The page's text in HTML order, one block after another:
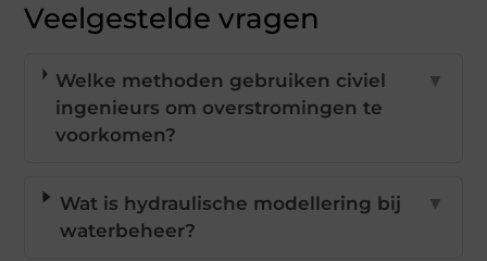
Veelgestelde vragen
Welke methoden gebruiken civiel
ingenieurs om overstromingen te
voorkomen?
▼
Wat is hydraulische modellering bij
waterbeheer?
▼